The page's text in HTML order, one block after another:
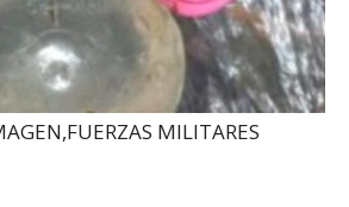
FUERZAS MILITARES